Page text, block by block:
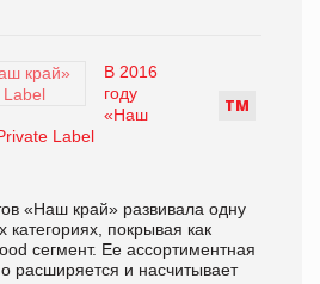
ТМ
В 2016
году
«Наш
Label
«Наш край» развивала одну
покрывая как
сегмент. Ее ассортиментная
расширяется и насчитывает